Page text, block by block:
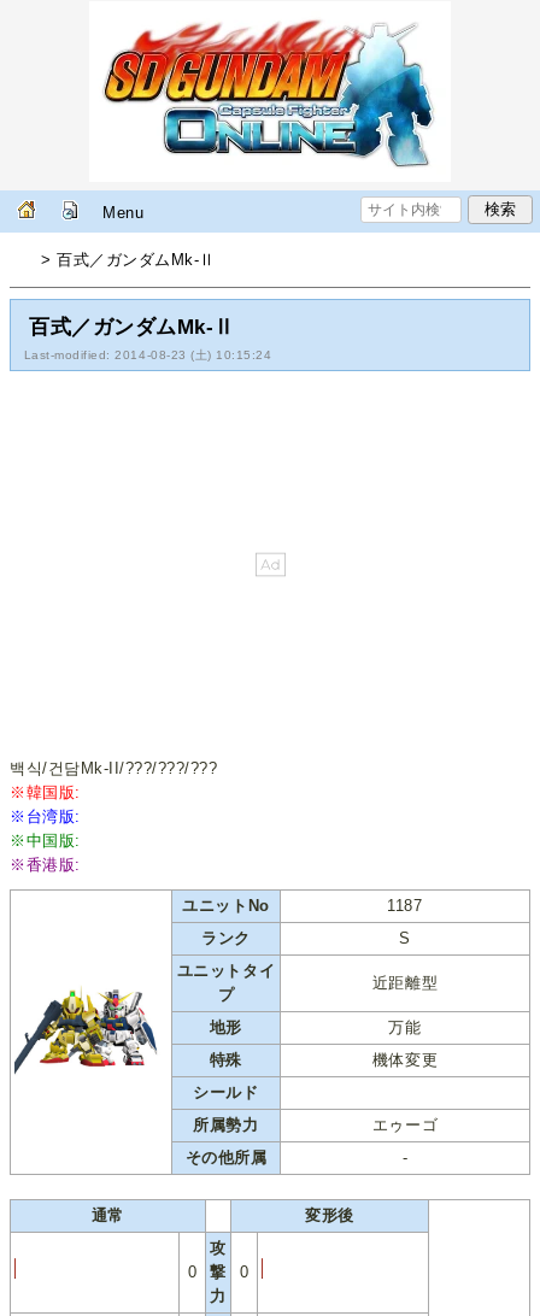
Menu
> 百式／ガンダムMk-Ⅱ
百式／ガンダムMk-Ⅱ
Last-modified: 2014-08-23 (土) 10:15:24
백식/건담Mk-II/???/???/???
※韓国版:
※台湾版:
※中国版:
※香港版:
ユニットNo
1187
ランク
S
ユニットタイ
プ
近距離型
地形
万能
特殊
機体変更
シールド
所属勢力
エゥーゴ
その他所属
-
通常 変形後
0
攻
撃
力
0